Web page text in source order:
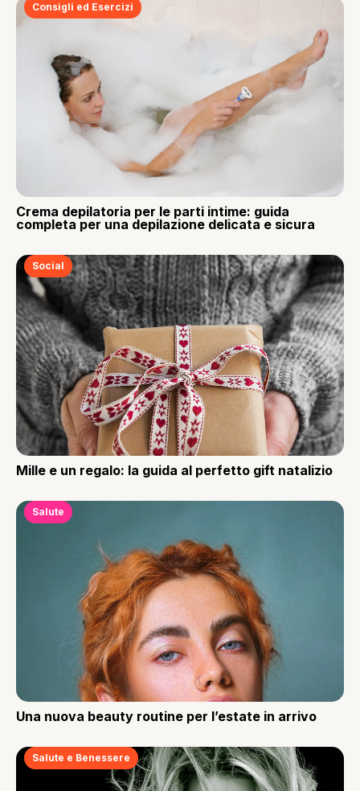
Consigli ed Esercizi
Crema depilatoria per le parti intime: guida
completa per una depilazione delicata e sicura
Social
Mille e un regalo: la guida al perfetto gift natalizio
Salute
Una nuova beauty routine per l’estate in arrivo
Salute e Benessere